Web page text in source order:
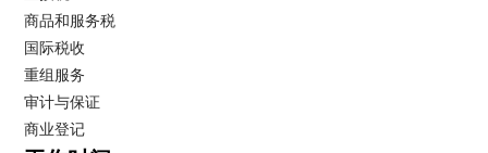
商品和服务税
国际税收
重组服务
审计与保证
商业登记